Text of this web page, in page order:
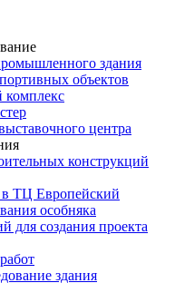
здания
объектов
комплекс
центра
конструкций
ТЦ Европейский
особняка
создания проекта
здания